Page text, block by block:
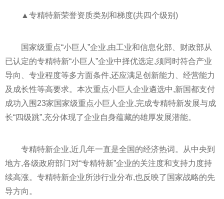
▲专精特新荣誉资质类别和梯度(共四个级别)
国家级重点“小巨人”企业,由工业和信息化部、财政部从
已认定的专精特新“小巨人”企业中择优选定,须同时符合产业
导向、专业程度等多方面条件,还应满足创新能力、经营能力
及成长性等高要求。本次重点小巨人企业遴选中,新国都支付
成功入围23家国家级重点小巨人企业,完成专精特新发展与成
长“四级跳”,充分体现了企业自身蕴藏的雄厚发展潜能。
专精特新企业,近 几年一直是全国的经济热词。从中央到
地方,各级政府部门对“专精特新”企业的关注度和支持力度持
续高涨。专精特新企业所涉行业分布,也反映了 国家战略的先
导方向。